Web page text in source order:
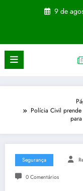
9 de
Polícia Civil
Segurança
0 Comentários